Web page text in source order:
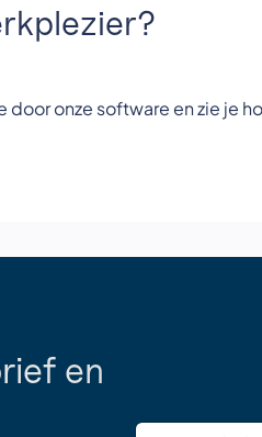
door onze software en zie je
en
E